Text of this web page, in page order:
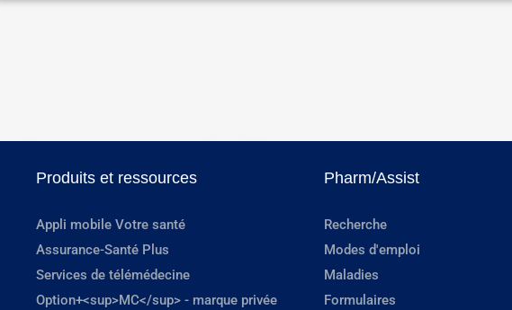
Produits et ressources
Appli mobile Votre santé
Assurance-Santé Plus
Services de télémédecine
Option+<sup>MC</sup> - marque privée
Pharm/Assist
Recherche
Modes d'emploi
Maladies
Formulaires